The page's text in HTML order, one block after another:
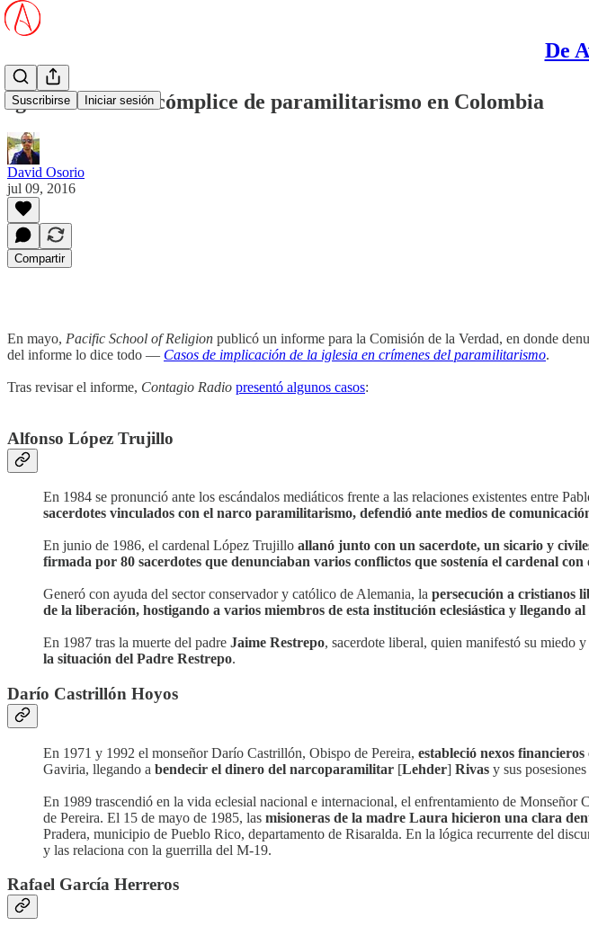
De
Suscribirse Iniciar sesión
Iglesia Católica cómplice de paramilitarismo en Colombia
David Osorio
jul 09, 2016
Compartir
En mayo, Pacific School of Religion publicó un informe para la Comisión de la Verdad, en donde
del informe lo dice todo — Casos de implicación de la iglesia en crímenes del paramilitarismo.
Tras revisar el informe, Contagio Radio presentó algunos casos:
Alfonso López Trujillo
En 1984 se pronunció ante los escándalos mediáticos frente a las relaciones existentes entre
sacerdotes vinculados con el narco paramilitarismo, defendió ante medios de
En junio de 1986, el cardenal López Trujillo allanó junto con un sacerdote, un sicario y
firmada por 80 sacerdotes que denunciaban varios conflictos que sostenía el cardenal
Generó con ayuda del sector conservador y católico de Alemania, la persecución a cristianos
de la liberación, hostigando a varios miembros de esta institución eclesiástica y llegando
En 1987 tras la muerte del padre Jaime Restrepo, sacerdote liberal, quien manifestó su miedo
la situación del Padre Restrepo.
Darío Castrillón Hoyos
En 1971 y 1992 el monseñor Darío Castrillón, Obispo de Pereira, estableció nexos
Gaviria, llegando a bendecir el dinero del narcoparamilitar [Lehder] Rivas y sus
En 1989 trascendió en la vida eclesial nacional e internacional, el enfrentamiento de
de Pereira. El 15 de mayo de 1985, las misioneras de la madre Laura hicieron una clara
Pradera, municipio de Pueblo Rico, departamento de Risaralda. En la lógica recurrente del
y las relaciona con la guerrilla del M-19.
Rafael García Herreros